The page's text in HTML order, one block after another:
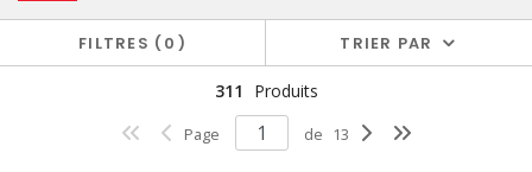
FILTRES 0 TRIER PAR
311 Produits
Page de 13